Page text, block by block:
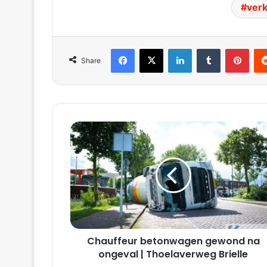
Share
Facebook
X LinkedInTumblr Pinterest
Chauffeur
betonwagen
gewond
na
ongeval
Thoelaverweg
Brielle
Chauffeur betonwagen gewond na
ongeval | Thoelaverweg Brielle